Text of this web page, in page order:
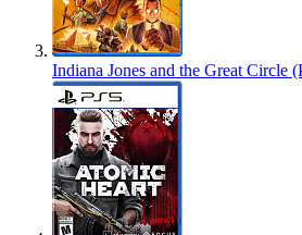
Indiana Jones and the Great Circle